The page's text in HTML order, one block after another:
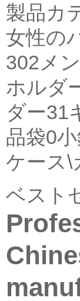
製品カ
女性の
302メ
ホルダ
ダー31
品袋0
ケース\
ベスト